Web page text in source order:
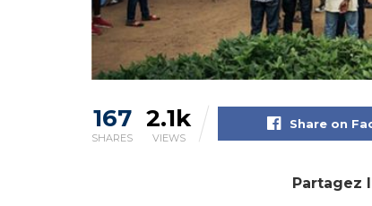
167
SHARES
2.1k
VIEWS
Share on
Partagez